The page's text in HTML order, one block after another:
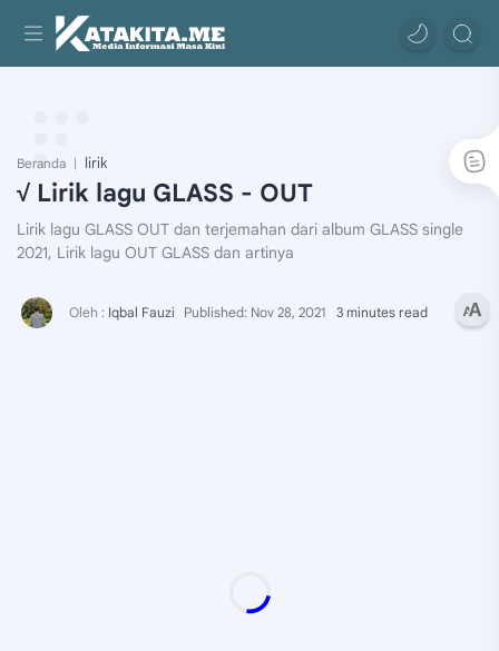
Beranda lirik
√ Lirik lagu GLASS - OUT
Lirik lagu GLASS OUT dan terjemahan dari album GLASS single
2021, Lirik lagu OUT GLASS dan artinya
3 minutes read